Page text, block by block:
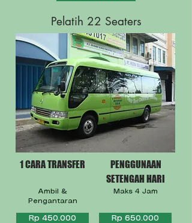
Pelatih 22 Seaters
1 CARA TRANSFER
Ambil &
Pengantaran
Rp 450.000
PENGGUNAAN
SETENGAH HARI
Maks 4 Jam
Rp 650.000